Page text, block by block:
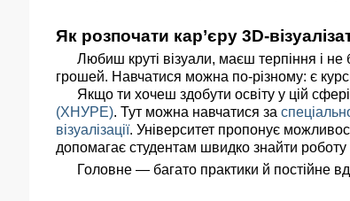
Як розпочати кар’єру 3D-
Любиш круті візуали, маєш терпіння і не
грошей. Навчатися можна по-різному: є
Якщо ти хочеш здобути освіту у цій
(ХНУРЕ). Тут можна навчатися за
візуалізації. Університет пропонує
допомагає студентам швидко знайти роботу
Головне — багато практики й постійне